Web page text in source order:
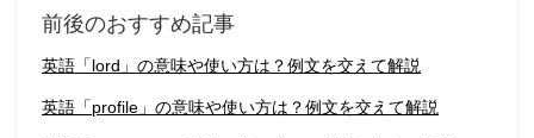
前後のおすすめ記事
英語「lord」の意味や使い方は？例文を交えて解説
英語「profile」の意味や使い方は？例文を交えて解説